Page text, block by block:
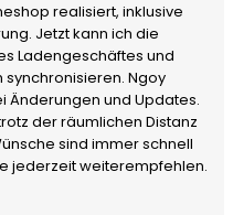
realisiert, inklusive
Jetzt kann ich die
Ladengeschäftes und
Ngoy
Änderungen und Updates.
der räumlichen Distanz
sind immer schnell
jederzeit weiterempfehlen.